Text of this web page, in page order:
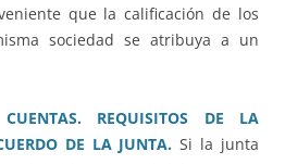
que la calificación de los
sociedad se atribuya a un
REQUISITOS DE LA
DE LA JUNTA. Si la junta